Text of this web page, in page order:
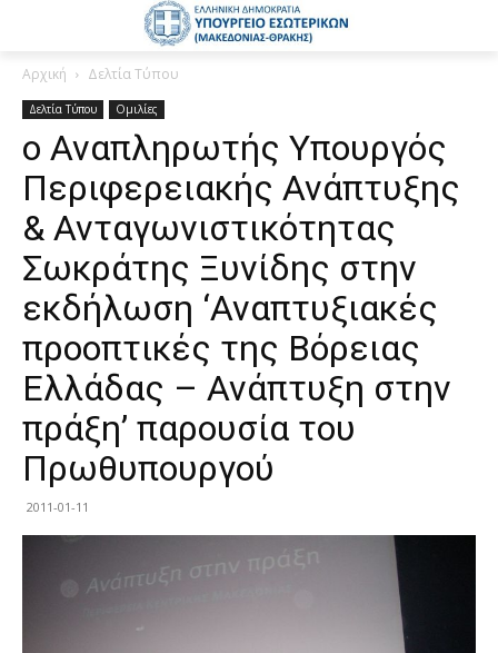
Αρχική Δελτία Τύπου
Δελτία Τύπου Ομιλίες
ο Αναπληρωτής Υπουργός
Περιφερειακής Ανάπτυξης
& Ανταγωνιστικότητας
Σωκράτης Ξυνίδης στην
εκδήλωση ‘Αναπτυξιακές
προοπτικές της Βόρειας
Ελλάδας – Ανάπτυξη στην
πράξη’ παρουσία του
Πρωθυπουργού
2011-01-11